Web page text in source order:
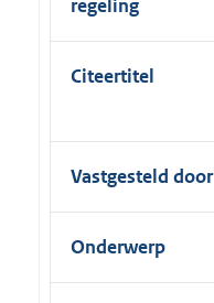
regeling
Citeertitel
Vastgesteld door
Onderwerp